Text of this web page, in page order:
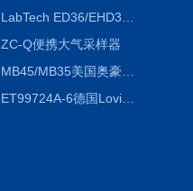
ZC-Q便携大气采样器
MB45/MB35美国奥豪斯OHAUS MB45/MB35卤素红外水分测定仪
ET99724A-6德国Lovibond ET99724A-6微电脑BOD测定仪